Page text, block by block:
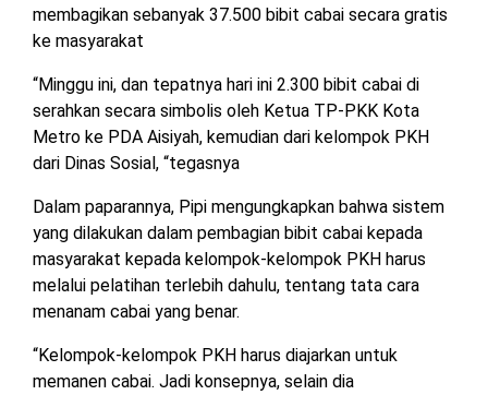
membagikan sebanyak 37.500 bibit cabai secara gratis
ke masyarakat
“Minggu ini, dan tepatnya hari ini 2.300 bibit cabai di
serahkan secara simbolis oleh Ketua TP-PKK Kota
Metro ke PDA Aisiyah, kemudian dari kelompok PKH
dari Dinas Sosial, “tegasnya
Dalam paparannya, Pipi mengungkapkan bahwa sistem
yang dilakukan dalam pembagian bibit cabai kepada
masyarakat kepada kelompok-kelompok PKH harus
melalui pelatihan terlebih dahulu, tentang tata cara
menanam cabai yang benar.
“Kelompok-kelompok PKH harus diajarkan untuk
memanen cabai. Jadi konsepnya, selain dia